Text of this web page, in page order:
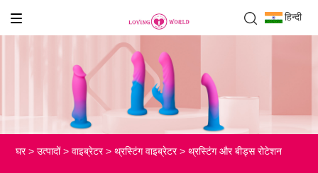
हिन्दी
घर > उत्पादों>वाइब्रेटर>थ्रस्टिंग वाइब्रेटर> थ्रस्टिंग और बीड्स रोटेशन